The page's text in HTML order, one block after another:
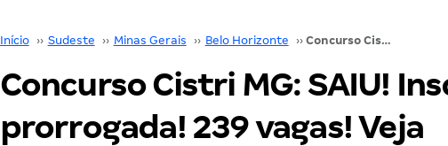
Início ›› Sudeste ›› Minas Gerais ›› Belo Horizonte ›› Concurso Cistri MG: SAIU! Inscrição prorrogada! 239 vagas! Veja
Concurso Cistri MG: SAIU!
prorrogada! 239 vagas! Veja